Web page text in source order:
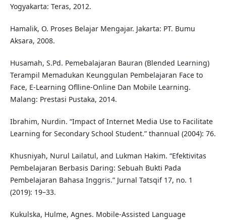
Yogyakarta: Teras, 2012.
Hamalik, O. Proses Belajar Mengajar. Jakarta: PT. Bumu
Aksara, 2008.
Husamah, S.Pd. Pemebalajaran Bauran (Blended Learning)
Terampil Memadukan Keunggulan Pembelajaran Face to
Face, E-Learning Oflline-Online Dan Mobile Learning.
Malang: Prestasi Pustaka, 2014.
Ibrahim, Nurdin. “Impact of Internet Media Use to Facilitate
Learning for Secondary School Student.” thannual (2004): 76.
Khusniyah, Nurul Lailatul, and Lukman Hakim. “Efektivitas
Pembelajaran Berbasis Daring: Sebuah Bukti Pada
Pembelajaran Bahasa Inggris.” Jurnal Tatsqif 17, no. 1
(2019): 19–33.
Kukulska, Hulme, Agnes. Mobile-Assisted Language